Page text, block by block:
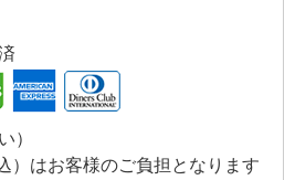
）
）はお客様のご負担となります